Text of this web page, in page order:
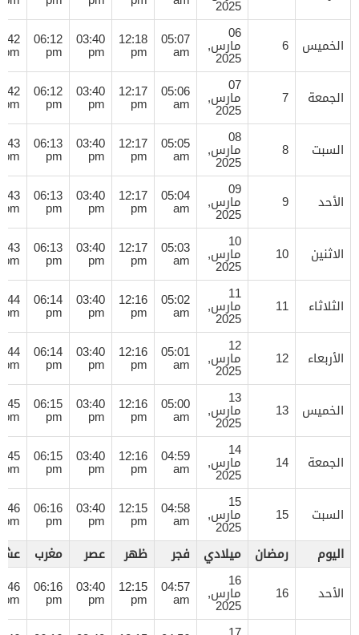
2025
الخميس 6
06
مارس,
2025
05:07
am
12:18
pm
03:40
pm
06:12
pm
pm
الجمعة 7
07
مارس,
2025
05:06
am
12:17
pm
03:40
pm
06:12
pm
pm
السبت 8
08
مارس,
2025
05:05
am
12:17
pm
03:40
pm
06:13
pm
pm
الأحد 9
09
مارس,
2025
05:04
am
12:17
pm
03:40
pm
06:13
pm
pm
الاثنين 10
10
مارس,
2025
05:03
am
12:17
pm
03:40
pm
06:13
pm
pm
الثلاثاء 11
11
مارس,
2025
05:02
am
12:16
pm
03:40
pm
06:14
pm
pm
الأربعاء 12
12
مارس,
2025
05:01
am
12:16
pm
03:40
pm
06:14
pm
pm
الخميس 13
13
مارس,
2025
05:00
am
12:16
pm
03:40
pm
06:15
pm
pm
الجمعة 14
14
مارس,
2025
04:59
am
12:16
pm
03:40
pm
06:15
pm
pm
السبت 15
15
مارس,
2025
04:58
am
12:15
pm
03:40
pm
06:16
pm
pm
اليوم
رمضان ميلادي فجر ظهر عصر مغرب
الأحد
16
16
مارس,
2025
04:57
am
12:15
pm
03:40
pm
06:16
pm
pm